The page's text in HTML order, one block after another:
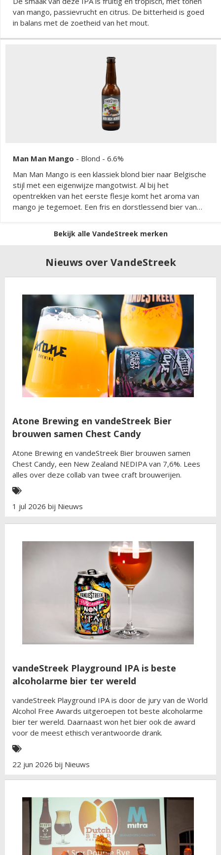
van mango, passievrucht en citrus. De bitterheid is goed
in balans met de zoetheid van het mout.
Man Man Mango - Blond - 6.6%
Man Man Mango is een klassiek blond bier naar Belgische
stijl met een eigenwijze mangotwist. Al bij het
opentrekken van het eerste flesje komt het aroma van
mango je tegemoet. Een fris en dorstlessend bier van
Bekijk alle VandeStreek merken
Nieuws over VandeStreek
Atone Brewing en vandeStreek Bier
brouwen samen Chest Candy
Atone Brewing en vandeStreek Bier brouwen samen
Chest Candy, een New Zealand NEDIPA van 7,6%. Lees
alles over deze collab van twee craft brouwerijen.
1 jul 2026 bij Nieuws
vandeStreek Playground IPA is beste
alcoholarme bier ter wereld
vandeStreek Playground IPA is door de jury van de World
Alcohol Free Awards uitgeroepen tot beste alcoholarme
bier ter wereld. Daarnaast won het bier ook de award
voor de meest ethisch verantwoorde drank.
22 jun 2026 bij Nieuws